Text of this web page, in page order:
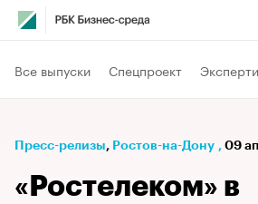
Все выпуски Спецпроект
Пресс-релизы⁠, Ростов-на-Дону , 09
«Ростелеком» в